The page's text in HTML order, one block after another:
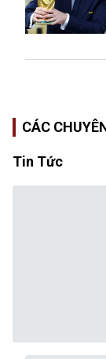
CÁC
Tin Tức